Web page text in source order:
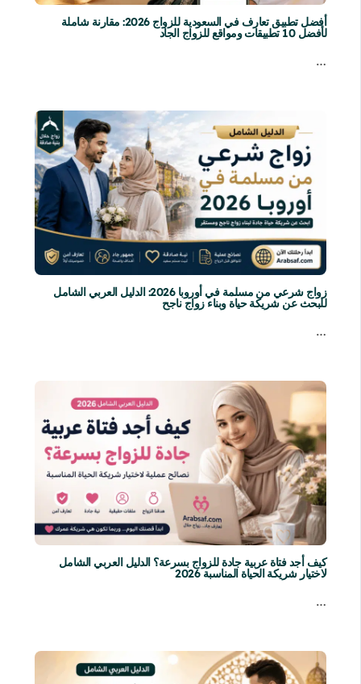
أفضل تطبيق تعارف في السعودية للزواج 2026: مقارنة شاملة
لأفضل 10 تطبيقات ومواقع للزواج الجاد
…
زواج شرعي من مسلمة في أوروبا 2026: الدليل العربي الشامل
للبحث عن شريكة حياة وبناء زواج ناجح
…
كيف أجد فتاة عربية جادة للزواج بسرعة؟ الدليل العربي الشامل
لاختيار شريكة الحياة المناسبة 2026
…